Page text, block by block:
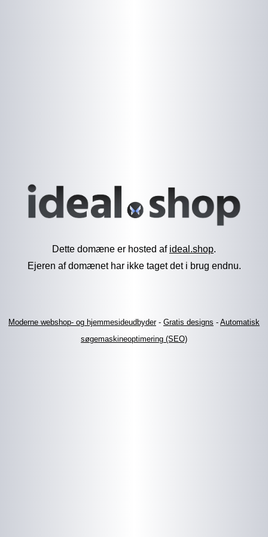
Dette domæne er hosted af ideal.shop.
Ejeren af domænet har ikke taget det i brug endnu.
Moderne webshop- og hjemmesideudbyder- Gratis designs - Automatisk
søgemaskineoptimering (SEO)